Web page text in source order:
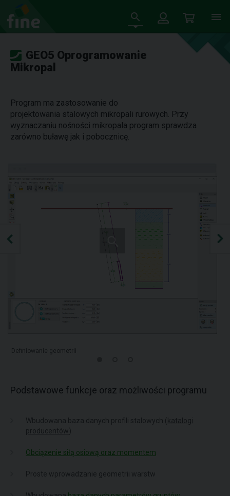
GEO5 Oprogramowanie
Mikropal
Program ma zastosowanie do
projektowania stalowych mikropali rurowych. Przy
wyznaczaniu nośności mikropala program sprawdza
zarówno buławę jak i pobocznicę.
Definiowanie geometrii
Podstawowe funkcje oraz możliwości programu
Wbudowana baza danych profili stalowych ( katalogi
producentów )
Obciążenie siłą osiową oraz momentem
Proste wprowadzanie geometrii warstw